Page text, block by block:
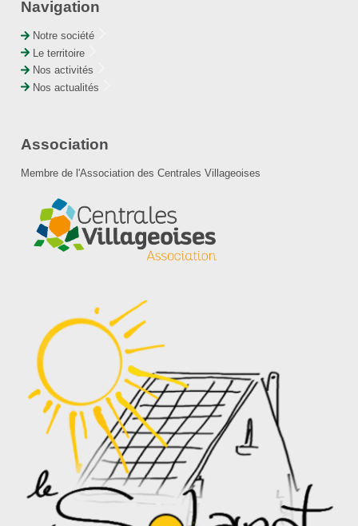
Navigation
Notre société
Le territoire
Nos activités
Nos actualités
Association
Membre de l'Association des Centrales Villageoises